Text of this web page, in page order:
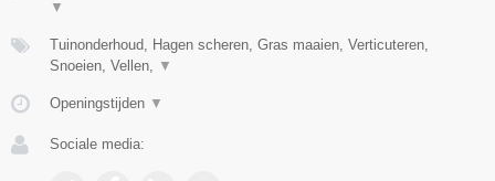
▼
Tuinonderhoud, Hagen scheren, Gras maaien, Verticuteren,
Snoeien, Vellen,
▼
Openingstijden ▼
Sociale media: